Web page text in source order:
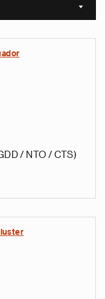
Sort
/ NTO / CTS)